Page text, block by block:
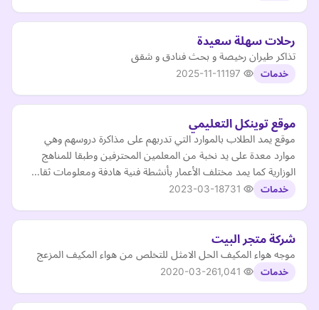
رحلات سهلة سعيدة
تذاكر طيران رخيصة و بحث فنادق و شقق
خدمات 2025-11-11
موقع توينكل التعليمي
موقع يمد الطلاب بالموارد التي تدربهم على مذاكرة دروسهم وهي
موارد معدة على يد نخبة من المعلمين المحترفين وطبقا للمناهج
الوزارية كما يمد مختلف الأعمار بأنشطة فنية هادفة ومعلومات ثقا…
خدمات 2023-03-18
شركة متجر البيت
موجه هواء المكيف الحل الامثل للتخلص من هواء المكيف المزعج
خدمات 2020-03-26